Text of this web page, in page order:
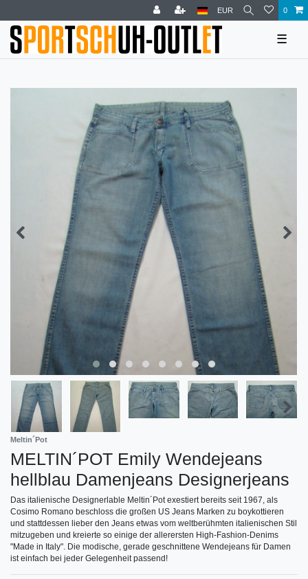
EUR 0
☰
Meltin´Pot
MELTIN´POT Emily Wendejeans
hellblau Damenjeans Designerjeans
Das italienische Designerlable Meltin´Pot exestiert bereits seit 1967, als
Cosimo Romano beschloss die großen US Jeans Marken zu boykottieren
und stattdessen lieber den Jeans etwas vom weltberühmten italienischen Stil
mitzugeben und kreierte so einige der allerersten High-Fashion-Denims
"Made in Italy". Die modische, gerade geschnittene Wendejeans für Damen
ist einfach bei jeder Gelegenheit passend!